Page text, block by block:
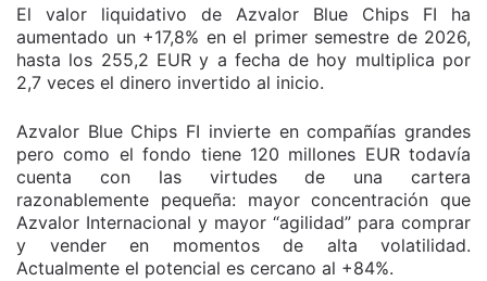
El valor liquidativo de Azvalor Blue Chips FI ha
aumentado un +17,8% en el primer semestre de 2026,
hasta los 255,2 EUR y a fecha de hoy multiplica por
2,7 veces el dinero invertido al inicio.
Azvalor Blue Chips FI invierte en compañías grandes
pero como el fondo tiene 120 millones EUR todavía
cuenta con las virtudes de una cartera
razonablemente pequeña: mayor concentración que
Azvalor Internacional y mayor “agilidad” para comprar
y vender en momentos de alta volatilidad.
Actualmente el potencial es cercano al +84%.